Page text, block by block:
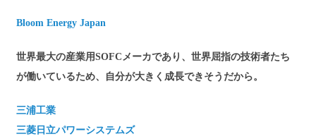
Bloom Energy Japan
世界最大の産業用SOFCメーカであり、世界屈指の技術者たち
が働いているため、自分が大きく成長できそうだから。
三浦工業
三菱日立パワーシステムズ